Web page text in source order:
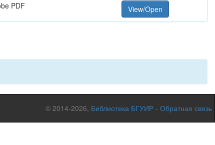
PDF View/Open
© 2014-2026, Библиотека БГУИР - Обратная связь